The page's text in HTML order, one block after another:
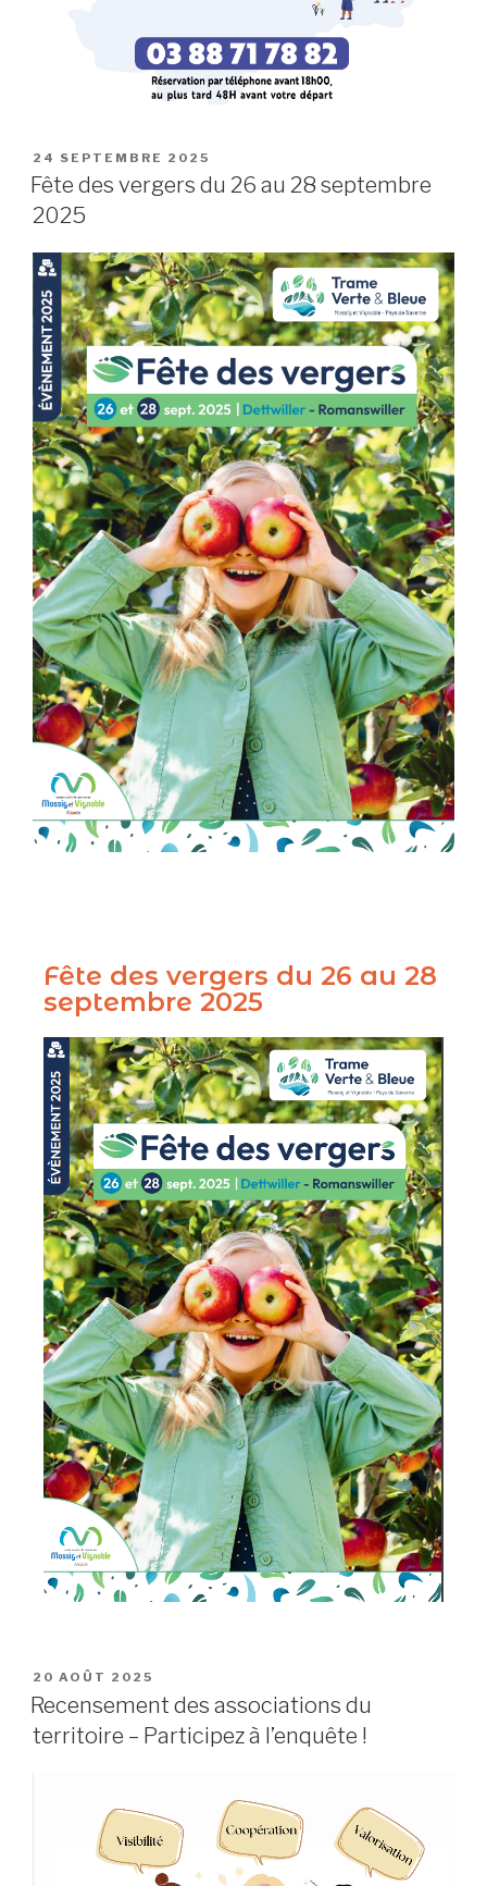
24 SEPTEMBRE 2025
Fête des vergers du 26 au 28 septembre
2025
Fête des vergers du 26 au 28
septembre 2025
20 AOÛT 2025
Recensement des associations du
territoire – Participez à l’enquête !​